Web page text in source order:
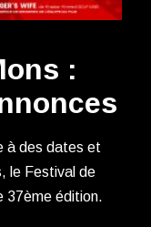
:
à des dates et
le Festival de
37ème édition.